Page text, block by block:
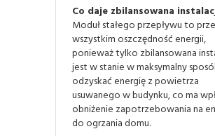
Co daje zbilansowana
Moduł stałego przepływu to
wszystkim oszczędność energii,
ponieważ tylko zbilansowana
jest w stanie w maksymalny
odzyskać energię z powietrza
usuwanego w budynku, co ma
obniżenie zapotrzebowania na
do ogrzania domu.